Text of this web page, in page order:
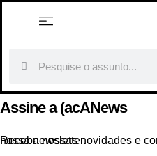
Assine a (acANews
Receba nossas novidades e conteúdos por e-mail. Assine nossa newsletter.